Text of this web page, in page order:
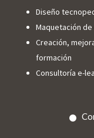
Diseño
Maquetación
Creación,
formación
Consultoría e-